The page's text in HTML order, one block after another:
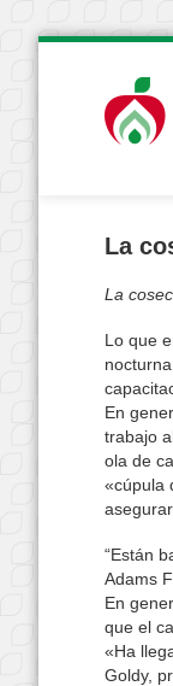
La
La
Lo que
En
trabajo
ola de
«cúpula
“Están
Adams
En
que el
«Ha
Goldy,